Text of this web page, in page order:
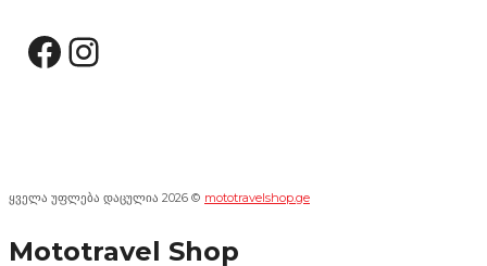
Facebook
Instagram
ყველა უფლება დაცულია 2026 © mototravelshop.ge
Mototravel Shop